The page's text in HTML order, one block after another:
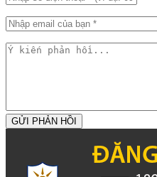
GỬI PHẢN HỒI